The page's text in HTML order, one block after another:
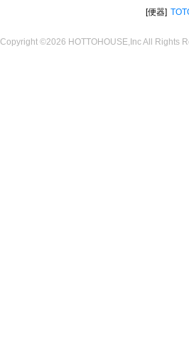
便器
Copyright ©2026 HOTTOHOUSE,Inc All Rights